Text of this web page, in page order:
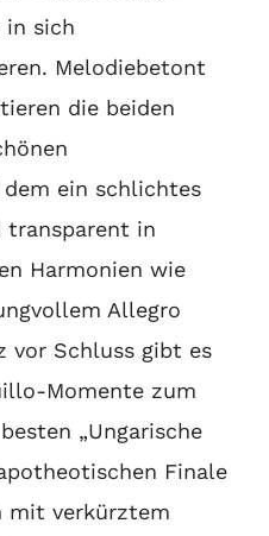
in sich
Melodiebetont
die beiden
ein schlichtes
transparent in
Harmonien wie
Allegro
vor Schluss gibt es
Momente zum
„Ungarische
Finale
mit verkürztem